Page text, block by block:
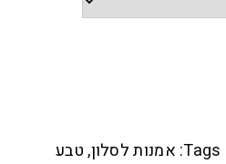
Tags: אמנות לסלון,טבע